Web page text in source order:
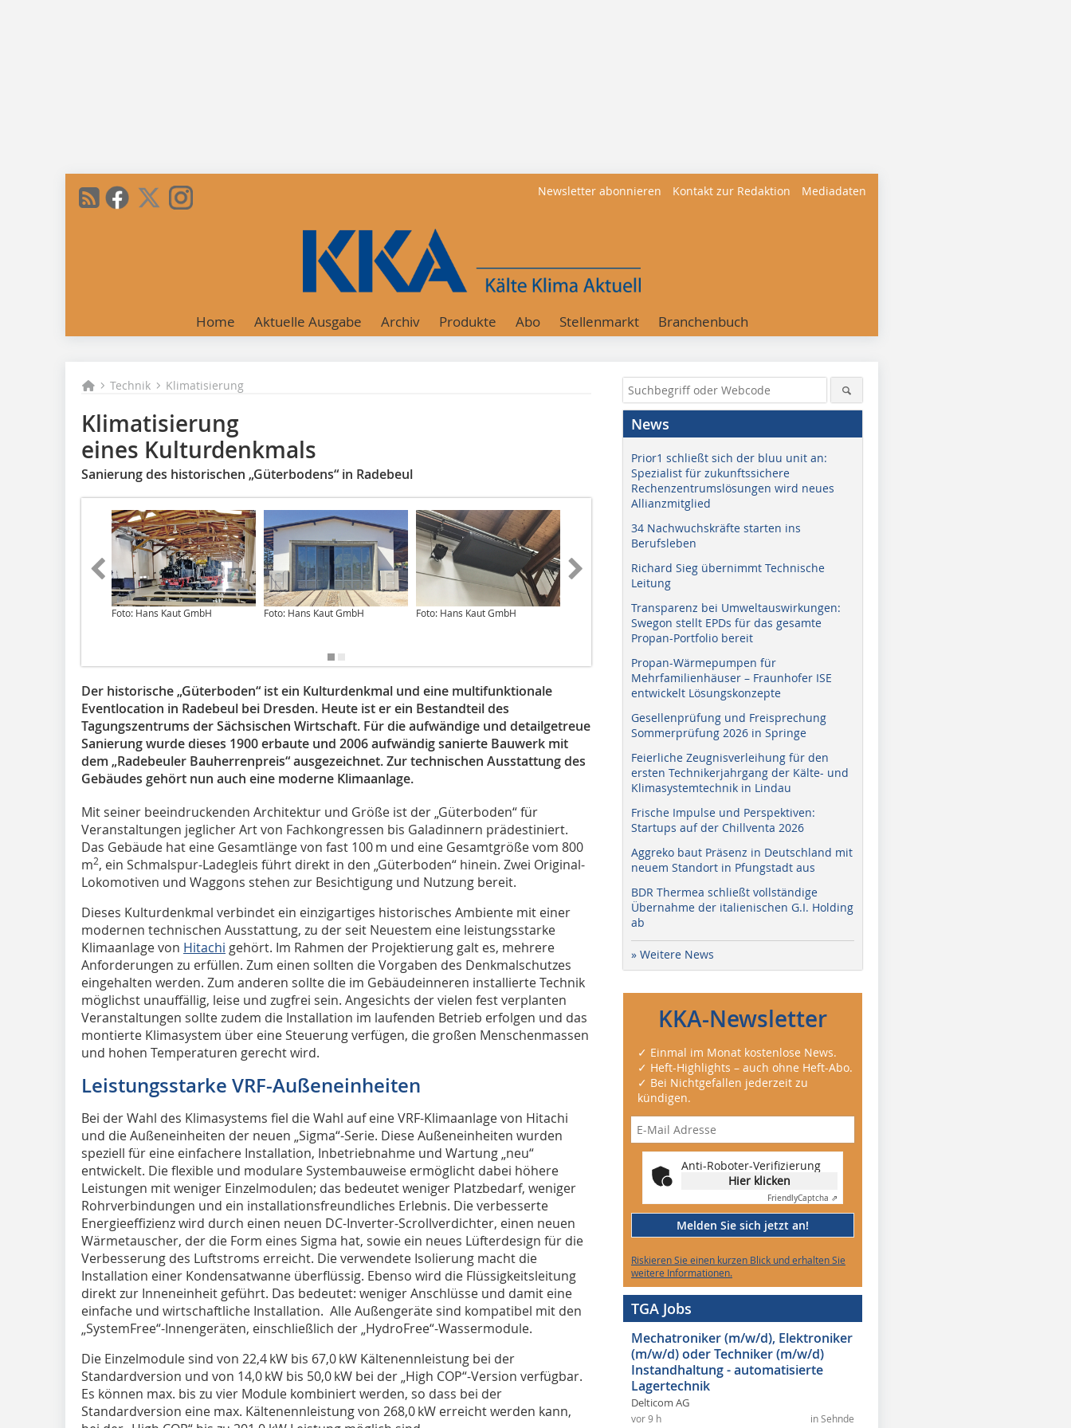
Newsletter abonnieren Kontakt zur Redaktion Mediadaten
Home Aktuelle Ausgabe Archiv Produkte Abo Stellenmarkt Branchenbuch
Technik Klimatisierung
Klimatisierung
eines Kulturdenkmals
Sanierung des historischen „Güterbodens“ in Radebeul
Foto: Hans Kaut GmbH Foto: Hans Kaut GmbH Foto: Hans Kaut GmbH
Quelle: Christian Brill, IKG-
Ingenieurbüro für Energie- und
Gebäudetechnik UG
Der historische „Güterboden“ ist ein Kulturdenkmal und eine multifunktionale
Eventlocation in Radebeul bei Dresden. Heute ist er ein Bestandteil des
Tagungszentrums der Sächsischen Wirtschaft. Für die aufwändige und detailgetreue
Sanierung wurde dieses 1900 erbaute und 2006 aufwändig sanierte Bauwerk mit
dem „Radebeuler Bauherrenpreis“ ausgezeichnet. Zur technischen Ausstattung des
Gebäudes gehört nun auch eine moderne Klimaanlage.
Mit seiner beeindruckenden Architektur und Größe ist der „Güterboden“ für
Veranstaltungen jeglicher Art von Fachkongressen bis Gala­dinnern prädestiniert.
Das Gebäude hat eine Gesamtlänge von fast 100 m und eine Gesamtgröße vom 800
m2, ein Schmalspur-Ladegleis führt direkt in den „Güterboden“ hinein. Zwei Original-
Lokomotiven und Waggons stehen zur Besichtigung und Nutzung bereit.
Dieses Kulturdenkmal verbindet ein einzigartiges historisches Ambiente mit einer
modernen technischen Ausstattung, zu der seit Neuestem eine leistungsstarke
Klimaanlage von Hitachi gehört. Im Rahmen der Projektierung galt es, mehrere
Anforderungen zu erfüllen. Zum einen sollten die Vorgaben des Denkmalschutzes
eingehalten werden. Zum anderen sollte die im Gebäudeinneren installierte Technik
möglichst unauffällig, leise und zugfrei sein. Angesichts der vielen fest verplanten
Veranstaltungen sollte zudem die Installation im laufenden Betrieb erfolgen und das
montierte Klimasystem über eine Steuerung verfügen, die großen Menschenmassen
und hohen Temperaturen gerecht wird.
Leistungsstarke VRF-Außeneinheiten
Bei der Wahl des Klimasystems fiel die Wahl auf eine VRF-Klimaanlage von Hitachi
und die Außeneinheiten der neuen „Sigma“-Serie. Diese Außeneinheiten wurden
speziell für eine einfachere Installation, Inbetriebnahme und Wartung „neu“
entwickelt. Die flexible und modulare Systembauweise ermöglicht dabei höhere
Leistungen mit weniger Einzelmodulen; das bedeutet weniger Platzbedarf, weniger
Rohrverbindungen und ein installationsfreundliches Erlebnis. Die verbesserte
Energieeffizienz wird durch einen neuen DC-Inverter-Scrollverdichter, einen neuen
Wärmetauscher, der die Form eines Sigma hat, sowie ein neues Lüfter­design für die
Verbesserung des Luftstroms erreicht. Die verwendete Isolierung macht die
Installation einer Kondensatwanne überflüssig. Ebenso wird die Flüssigkeitsleitung
direkt zur Inneneinheit geführt. Das bedeutet: weniger Anschlüsse und damit eine
einfache und wirtschaftliche Installation. Alle Außengeräte sind kompatibel mit den
„SystemFree“-Innengeräten, einschließlich der „HydroFree“-Wassermodule.
Die Einzelmodule sind von 22,4 kW bis 67,0 kW Kältenennleistung bei der
Standardversion und von 14,0 kW bis 50,0 kW bei der „High COP“-Version verfügbar.
Es können max. bis zu vier Module kombiniert werden, so dass bei der
Standardversion eine max. Kältenennleistung von 268,0 kW erreicht werden kann,
News
Prior1 schließt sich der bluu unit an:
Spezialist für zukunftssichere
Rechenzentrumslösungen wird neues
Allianzmitglied
34 Nachwuchskräfte starten ins
Berufsleben
Richard Sieg übernimmt Technische
Leitung
Transparenz bei Umweltauswirkungen:
Swegon stellt EPDs für das gesamte
Propan-Portfolio bereit
Propan-Wärmepumpen für
Mehrfamilienhäuser – Fraunhofer ISE
entwickelt Lösungskonzepte
Gesellenprüfung und Freisprechung
Sommerprüfung 2026 in Springe
Feierliche Zeugnisverleihung für den
ersten Technikerjahrgang der Kälte- und
Klimasystemtechnik in Lindau
Frische Impulse und Perspektiven:
Startups auf der Chillventa 2026
Aggreko baut Präsenz in Deutschland mit
neuem Standort in Pfungstadt aus
BDR Thermea schließt vollständige
Übernahme der italienischen G.I. Holding
ab
» Weitere News
KKA-Newsletter
✓ Einmal im Monat kostenlose News.
✓ Heft-Highlights – auch ohne Heft-Abo.
✓ Bei Nichtgefallen jederzeit zu
kündigen.
Anti-Roboter-Verifizierung
Hier klicken
FriendlyCaptcha ⇗
Melden Sie sich jetzt an!
Riskieren Sie einen kurzen Blick und erhalten Sie
weitere Informationen.
TGA Jobs
Mechatroniker (m/w/d), Elektroniker
(m/w/d) oder Techniker (m/w/d)
Instandhaltung - automatisierte
Lagertechnik
Delticom AG
in Sehnde
vor 9 h